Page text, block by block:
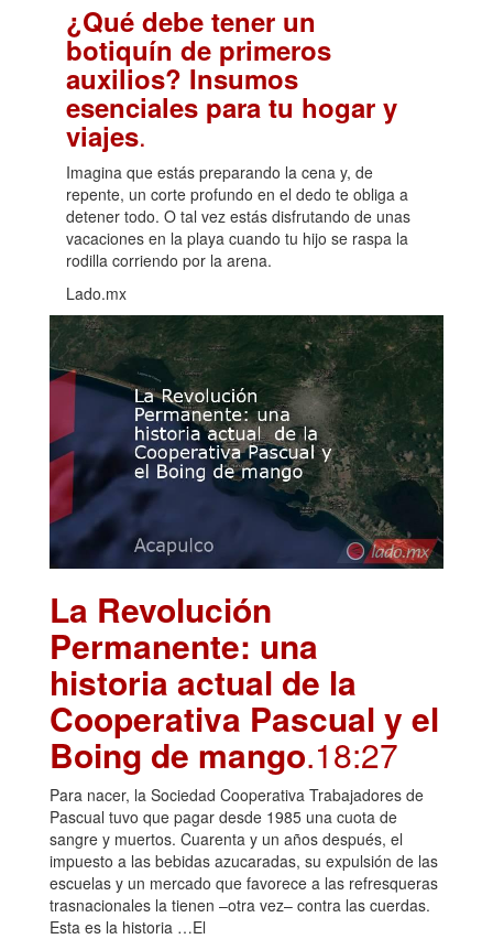
¿Qué debe tener un
botiquín de primeros
auxilios? Insumos
esenciales para tu hogar y
viajes.
Imagina que estás preparando la cena y, de
repente, un corte profundo en el dedo te obliga a
detener todo. O tal vez estás disfrutando de unas
vacaciones en la playa cuando tu hijo se raspa la
rodilla corriendo por la arena.
Lado.mx
La Revolución
Permanente: una
historia actual de la
Cooperativa Pascual y el
Boing de mango.18:27
Para nacer, la Sociedad Cooperativa Trabajadores de
Pascual tuvo que pagar desde 1985 una cuota de
sangre y muertos. Cuarenta y un años después, el
impuesto a las bebidas azucaradas, su expulsión de las
escuelas y un mercado que favorece a las refresqueras
trasnacionales la tienen –otra vez– contra las cuerdas.
Esta es la historia …El